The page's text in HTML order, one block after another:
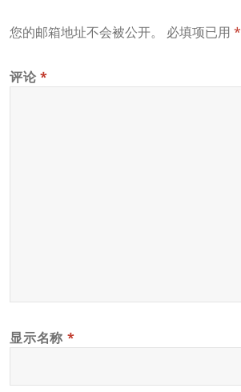
您的邮箱地址不会被公开。 必填项已用*
评论*
显示名称 *